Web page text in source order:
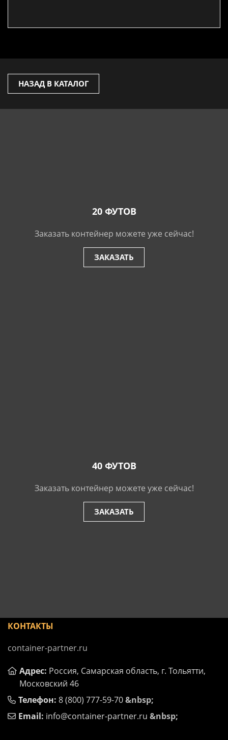
НАЗАД В КАТАЛОГ
20 ФУТОВ
Заказать контейнер можете уже сейчас!
ЗАКАЗАТЬ
40 ФУТОВ
Заказать контейнер можете уже сейчас!
ЗАКАЗАТЬ
КОНТАКТЫ
container-partner.ru
Адрес: Россия, Самарская область, г. Тольятти,
Московский 46
Телефон: 8 (800) 777-59-70&nbsp;
Email: info@container-partner.ru &nbsp;